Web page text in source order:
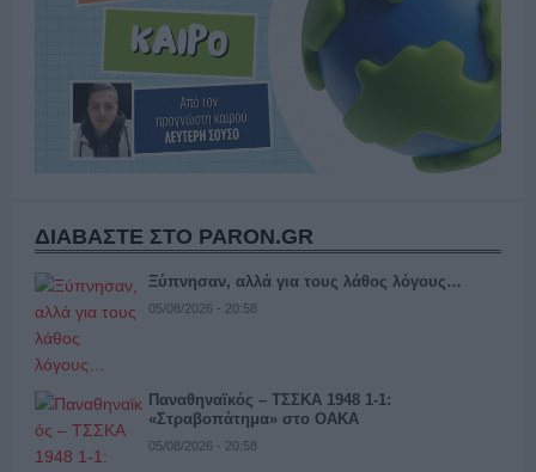
ΔΙΑΒΑΣΤΕ ΣΤΟ PARON.GR
Ξύπνησαν, αλλά για τους λάθος λόγους…
05/08/2026 - 20:58
Παναθηναϊκός – ΤΣΣΚΑ 1948 1-1:
«Στραβοπάτημα» στο ΟΑΚΑ
05/08/2026 - 20:58